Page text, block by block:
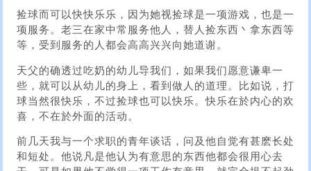
捡球而可以快快乐乐，因为她视捡球是一项游戏，也是一
项服务。老三在家中常服务他人，替人捡东西丶拿东西等
等，受到服务的人都会高高兴兴向她道谢。
天父的确透过吃奶的幼儿导我们，如果我们愿意谦卑一
些，就可以从幼儿的身上，看到做人的道理。比如说，打
球当然很快乐，不过捡球也可以快乐。快乐在於内心的欢
喜，不在於外面的活动。
前几天我与一个求职的青年谈话，问及他自觉有甚麽长处
和短处。他说凡是他认为有意思的东西他都会很用心去